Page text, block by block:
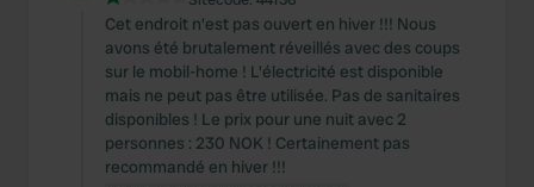
Cet endroit n'est pas ouvert en hiver !!! Nous
avons été brutalement réveillés avec des coups
sur le mobil-home ! L'électricité est disponible
mais ne peut pas être utilisée. Pas de sanitaires
disponibles ! Le prix pour une nuit avec 2
personnes : 230 NOK ! Certainement pas
recommandé en hiver !!!